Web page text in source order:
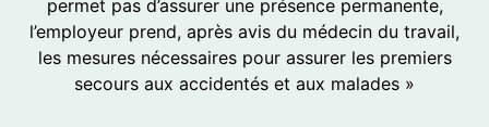
permet pas d’assurer une présence permanente,
l’employeur prend, après avis du médecin du travail,
les mesures nécessaires pour assurer les premiers
secours aux accidentés et aux malades »